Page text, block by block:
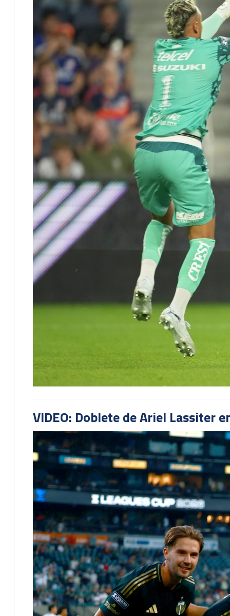
VIDEO: Doblete de Ariel Lassiter